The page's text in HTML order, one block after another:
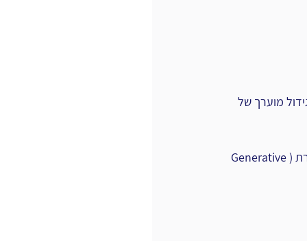
מוערך של
Mollick פותח בסקירה של טכנולוגיות ואבני דרך שהובילו להתפתחות הבינה המלאכותית היוצרת (Generative